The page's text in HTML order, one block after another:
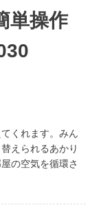
単操作
くれます。みん
えられるあかり
の空気を循環さ